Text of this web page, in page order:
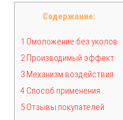
Содержание:
1 Омоложение без уколов
2 Производимый эффект
3 Механизм воздействия
4 Способ применения
5 Отзывы покупателей